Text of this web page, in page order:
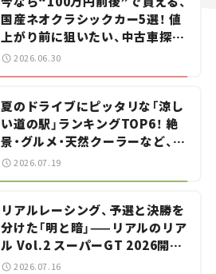
国産ネオクラシックカー5選！ 値
上がり前に狙いたい、中古車探し
をお手伝い――ちょっとイケてるマ
2026.06.30
夏のドライブにピッタリな「涼し
い道の駅」ランキングTOP6！ 絶
景・グルメ・天然クーラーなど、避
暑におすすめのスポットを紹介
2026.07.19
リアルレーシング、予選と決勝を
分けた「明と暗」——リアルのリア
ル Vol.2 スーパーGT 2026開幕
戦 岡山国際サーキット
2026.07.16